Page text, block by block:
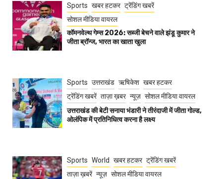
Sports खबर हटकर ट्रेंडिंग खबरें
सोशल मीडिया वायरल
कॉमनवेल्थ गेम्स 2026: सब्जी बेचने वाले झंडू कुमार ने
जीता ब्रॉन्ज, भारत का खाता खुला
Sports उत्तराखंड ऋषिकेश खबर हटकर
ट्रेंडिंग खबरें ताज़ा ख़बर न्यूज़ सोशल मीडिया वायरल
उत्तराखंड की बेटी सनाया भंडारी ने तीरंदाजी में जीता गोल्ड,
ओलंपिक में प्रतिनिधित्व करना है लक्ष्य
Sports World खबर हटकर ट्रेंडिंग खबरें
ताज़ा ख़बरें न्यूज़ सोशल मीडिया वायरल